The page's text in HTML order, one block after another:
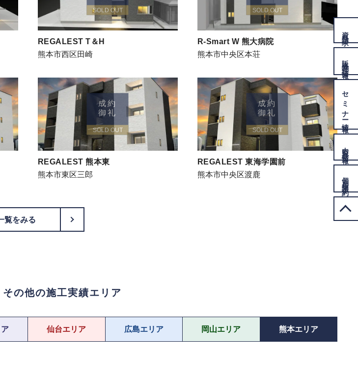
SOLD OUT
REGALEST T＆H
熊本市西区田崎
SOLD OUT
R-Smart W 熊大病院
熊本市中央区本荘
成約
御礼
SOLD OUT
REGALEST 熊本東
熊本市東区三郎
成約
御礼
SOLD OUT
REGALEST 東海学園前
熊本市中央区渡鹿
覧をみる
の他の施工実績エリア
仙台エリア 広島エリア 岡山エリア 熊本エリア
請求
販売物件
情報
セミナー
情報
情報
個別相談
予約
PageTop